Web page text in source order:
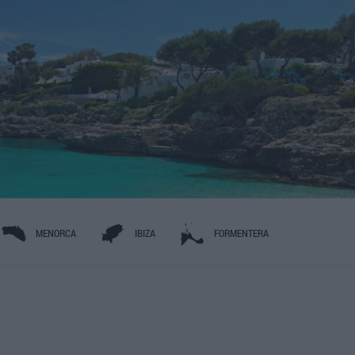
MENORCA IBIZA FORMENTERA